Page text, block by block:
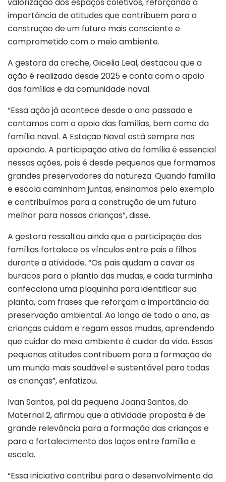
valorização dos espaços coletivos, reforçando a
importância de atitudes que contribuem para a
construção de um futuro mais consciente e
comprometido com o meio ambiente.
A gestora da creche, Gicelia Leal, destacou que a
ação é realizada desde 2025 e conta com o apoio
das famílias e da comunidade naval.
“Essa ação já acontece desde o ano passado e
contamos com o apoio das famílias, bem como da
família naval. A Estação Naval está sempre nos
apoiando. A participação ativa da família é essencial
nessas ações, pois é desde pequenos que formamos
grandes preservadores da natureza. Quando família
e escola caminham juntas, ensinamos pelo exemplo
e contribuímos para a construção de um futuro
melhor para nossas crianças”, disse.
A gestora ressaltou ainda que a participação das
famílias fortalece os vínculos entre pais e filhos
durante a atividade. “Os pais ajudam a cavar os
buracos para o plantio das mudas, e cada turminha
confecciona uma plaquinha para identificar sua
planta, com frases que reforçam a importância da
preservação ambiental. Ao longo de todo o ano, as
crianças cuidam e regam essas mudas, aprendendo
que cuidar do meio ambiente é cuidar da vida. Essas
pequenas atitudes contribuem para a formação de
um mundo mais saudável e sustentável para todas
as crianças”, enfatizou.
Ivan Santos, pai da pequena Joana Santos, do
Maternal 2, afirmou que a atividade proposta é de
grande relevância para a formação das crianças e
para o fortalecimento dos laços entre família e
escola.
“Essa iniciativa contribui para o desenvolvimento da